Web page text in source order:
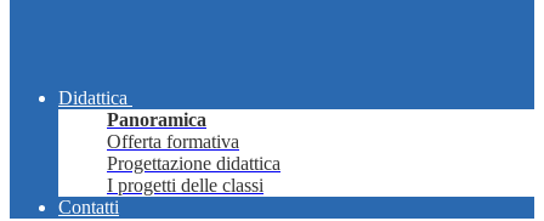
Didattica
Panoramica
Offerta formativa
Progettazione didattica
I progetti delle classi
Contatti